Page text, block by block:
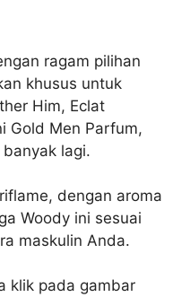
ragam pilihan
khusus untuk
Him, Eclat
Gold Men Parfum,
lagi.
dengan aroma
Woody ini sesuai
maskulin Anda.
klik pada gambar